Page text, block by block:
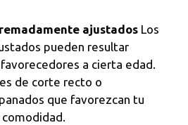
ajustados Los
pueden resultar
a cierta edad.
de corte recto o
que favorezcan tu